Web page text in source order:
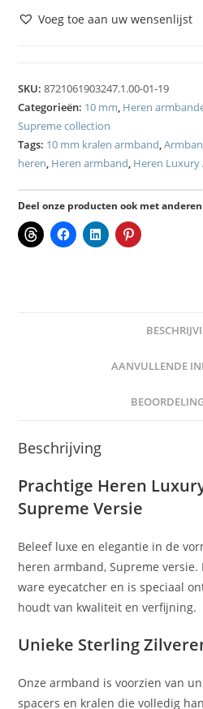
Voeg toe aan uw wensenlijst
SKU:8721061903247.1.00-01-19
Categorieën: 10 mm Heren
Supreme collection
Tags: 10 mm kralen armband ,
heren Heren armband Heren Luxury
Deel onze producten ook met anderen
AANVULLENDE
Beschrijving
Prachtige Heren
Supreme Versie
Beleef luxe en elegantie in de
heren armband, Supreme versie.
ware eyecatcher en is speciaal
houdt van kwaliteit en verfijning.
Unieke Sterling
Onze armband is voorzien van
spacers en kralen die volledig